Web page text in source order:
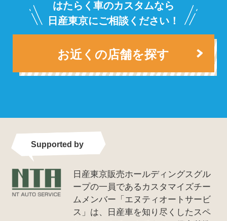
はたらく車のカスタムなら
日産東京にご相談ください！
お近くの店舗を探す
Supported by
日産東京販売ホールディングスグル
ープの一員であるカスタマイズチー
ムメンバー「エヌティオートサービ
ス」は、日産車を知り尽くしたスペ